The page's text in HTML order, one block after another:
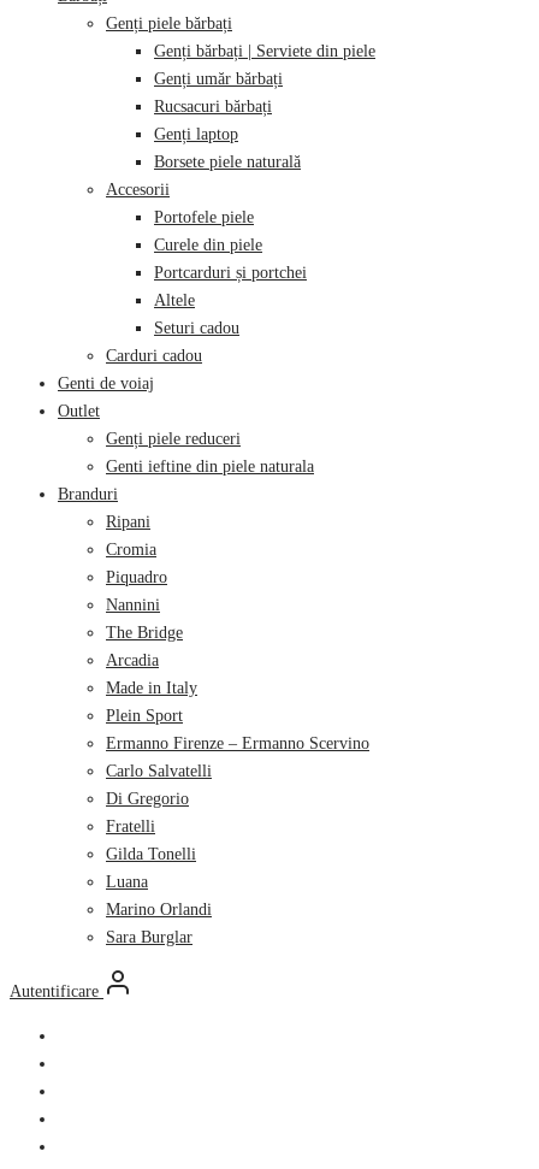
Genți piele bărbați
Genți bărbați | Serviete din piele
Genți umăr bărbați
Rucsacuri bărbați
Genți laptop
Borsete piele naturală
Accesorii
Portofele piele
Curele din piele
Portcarduri și portchei
Altele
Seturi cadou
Carduri cadou
Genti de voiaj
Outlet
Genți piele reduceri
Genti ieftine din piele naturala
Branduri
Ripani
Cromia
Piquadro
Nannini
The Bridge
Arcadia
Made in Italy
Plein Sport
Ermanno Firenze – Ermanno Scervino
Carlo Salvatelli
Di Gregorio
Fratelli
Gilda Tonelli
Luana
Marino Orlandi
Sara Burglar
Autentificare